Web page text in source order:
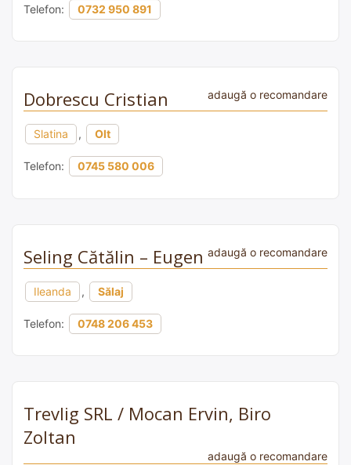
Telefon: 0732 950 891
Dobrescu Cristian adaugă o recomandare
Slatina , Olt
Telefon: 0745 580 006
Seling Cătălin – Eugen adaugă o recomandare
Ileanda , Sălaj
Telefon: 0748 206 453
Trevlig SRL / Mocan Ervin, Biro
Zoltan
adaugă o recomandare